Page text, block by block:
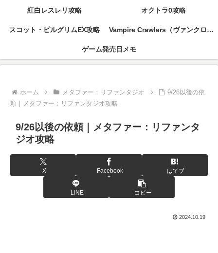
紅白レスレリ攻略 オクトラ0攻略
スコット・ピルグリムEX攻略 Vampire Crawlers（ヴァンクロ）攻略
ゲーム発売日メモ
ホーム メタファー：リファンタジオ
9/26以後の依
頼｜メタファー：リファンタジオ攻略
9/26以後の依頼｜メタファー：リファンタ
ジオ攻略
X Facebook はてブ
LINE コピー
2024.10.19